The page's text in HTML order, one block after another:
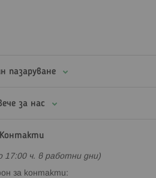
пазаруване
за нас
Контакти
17:00 ч. в работни дни)
за контакти: